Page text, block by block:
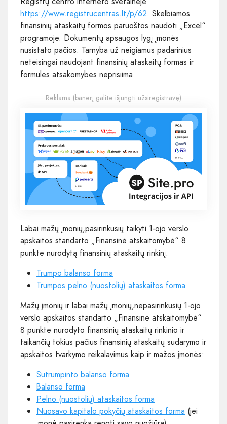
https://www.registrucentras.lt/p/62. Skelbiamos
finansinių ataskaitų formos paruoštos naudoti „Excel“
programoje. Dokumentų apsaugos lygį įmonės
nusistato pačios. Tarnyba už neigiamus padarinius
neteisingai naudojant finansinių ataskaitų formas ir
formules atsakomybės neprisiima.
Reklama (banerį galite išjungti užsiregistravę)
Labai mažų įmonių,pasirinkusių taikyti 1-ojo verslo
apskaitos standarto „Finansinė atskaitomybė“ 8
punkte nurodytą finansinių ataskaitų rinkinį:
Trumpo balanso forma
Trumpos pelno (nuostolių) ataskaitos forma
Mažų įmonių ir labai mažų įmonių,nepasirinkusių 1-ojo
verslo apskaitos standarto „Finansinė atskaitomybė“
8 punkte nurodyto finansinių ataskaitų rinkinio ir
taikančių tokius pačius finansinių ataskaitų sudarymo ir
apskaitos tvarkymo reikalavimus kaip ir mažos įmonės:
Sutrumpinto balanso forma
Balanso forma
Pelno (nuostolių) ataskaitos forma
Nuosavo kapitalo pokyčių ataskaitos forma (jei